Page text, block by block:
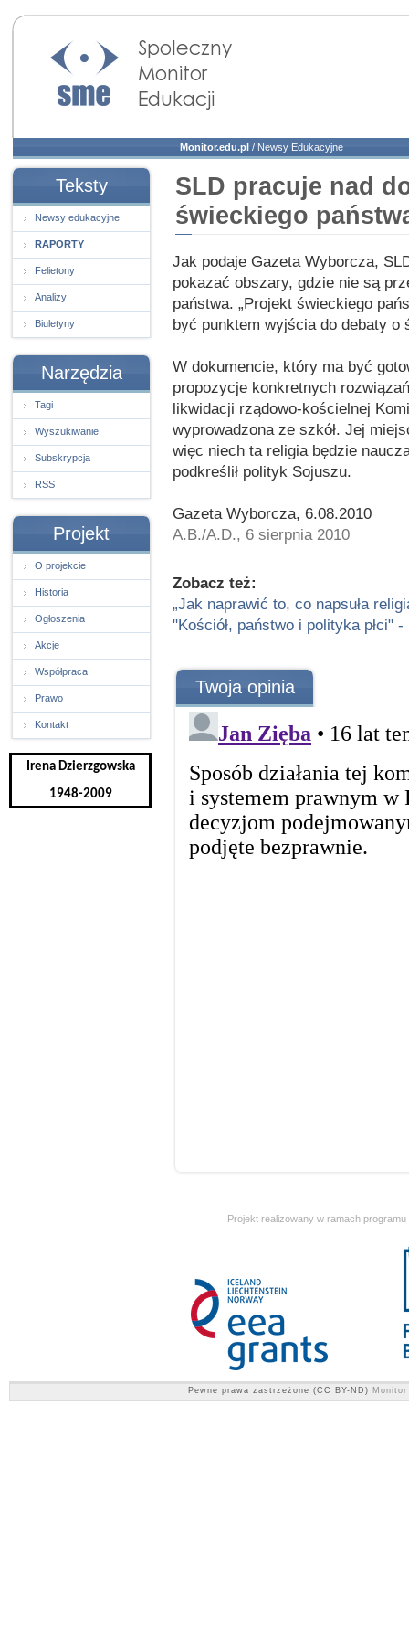
Społeczny Monitor
Edukacji
Monitor.edu.pl / Newsy Edukacyjne
Teksty
Newsy edukacyjne
RAPORTY
Felietony
Analizy
Biuletyny
Narzędzia
Tagi
Wyszukiwanie
Subskrypcja
RSS
Projekt
O projekcie
Historia
Ogłoszenia
Akcje
Współpraca
Prawo
Kontakt
Irena Dzierzgowska
1948-2009
SLD pracuje nad
świeckiego
Jak podaje Gazeta Wyborcza,
pokazać obszary, gdzie nie są
państwa. „Projekt świeckiego
być punktem wyjścia do debaty
W dokumencie, który ma być
propozycje konkretnych
likwidacji rządowo-kościelnej
wyprowadzona ze szkół. Jej
więc niech ta religia będzie
podkreślił polityk Sojuszu.
Gazeta Wyborcza, 6.08.2010
A.B./A.D., 6 sierpnia 2010
Zobacz też:
„Jak naprawić to, co napsuła
"Kościół, państwo i polityka płci"
Twoja opinia
Projekt realizowany w ramach
Pewne prawa zastrzeżone (CC BY-ND)